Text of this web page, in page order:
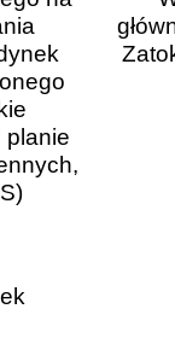
planie